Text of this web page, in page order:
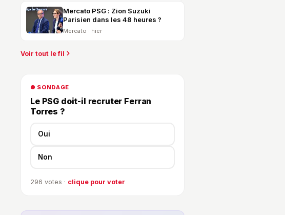
Mercato PSG : Zion Suzuki
Parisien dans les 48 heures ?
Mercato · hier
Voir tout le fil
● SONDAGE
Le PSG doit-il recruter Ferran
Torres ?
Oui
Non
296 votes · clique pour voter